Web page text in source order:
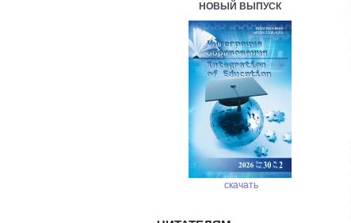
НОВЫЙ ВЫПУСК
скачать